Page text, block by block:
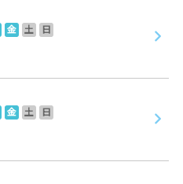
金 土
日
金 土
日